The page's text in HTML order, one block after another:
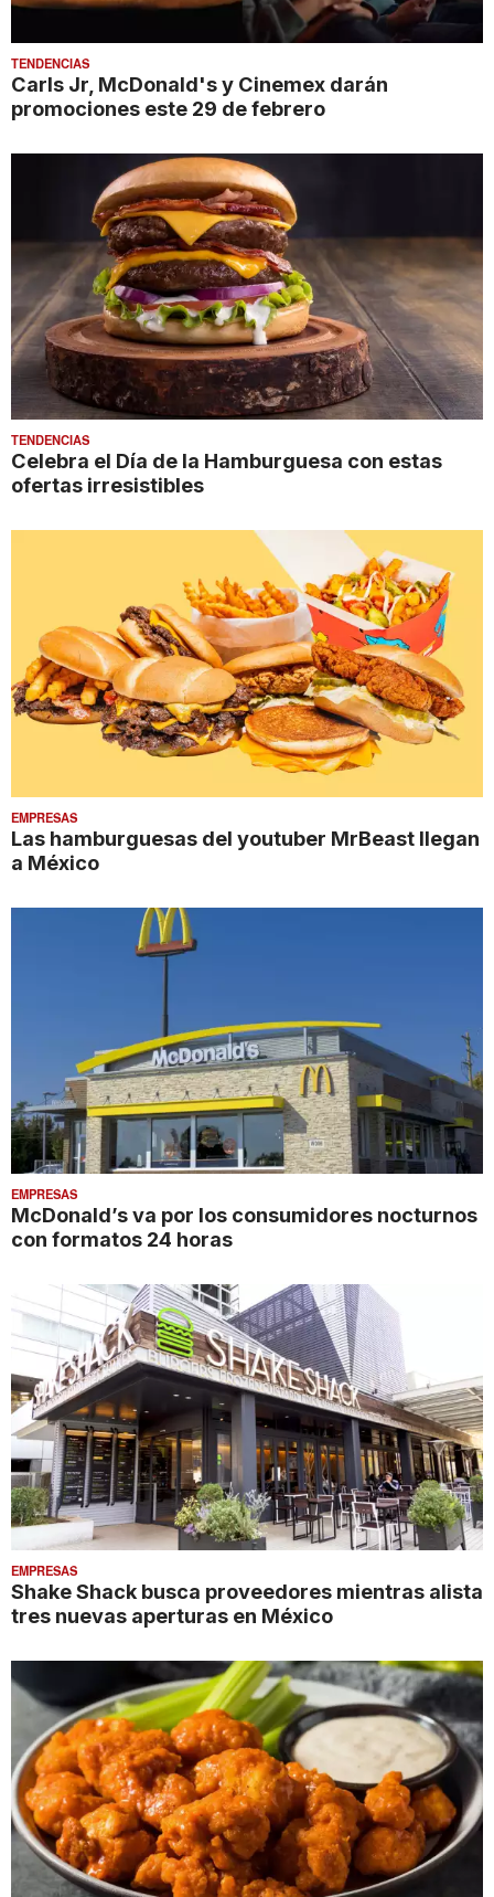
TENDENCIAS
Carls Jr, McDonald's y Cinemex darán
promociones este 29 de febrero
TENDENCIAS
Celebra el Día de la Hamburguesa con estas
ofertas irresistibles
EMPRESAS
Las hamburguesas del youtuber MrBeast llegan
a México
EMPRESAS
McDonald’s va por los consumidores nocturnos
con formatos 24 horas
EMPRESAS
Shake Shack busca proveedores mientras alista
tres nuevas aperturas en México